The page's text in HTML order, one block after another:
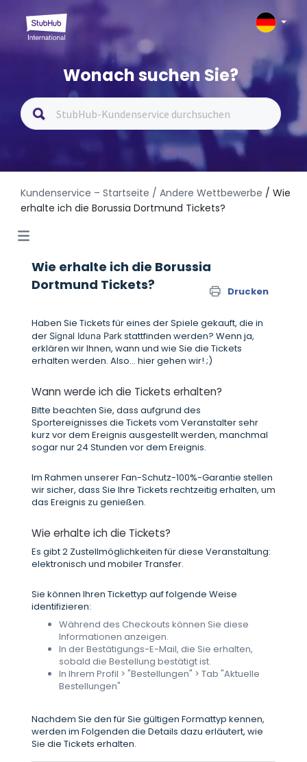
Wonach suchen Sie?
Kundenservice – Startseite / Andere Wettbewerbe / Wie
erhalte ich die Borussia Dortmund Tickets?
Wie erhalte ich die Borussia
Dortmund Tickets?
Drucken
Haben Sie Tickets für eines der Spiele gekauft, die in
der Signal Iduna Parkstattfinden werden? Wenn ja,
erklären wir Ihnen, wann und wie Sie die Tickets
erhalten werden. Also... hier gehen wir! ;)
Wann werde ich die Tickets erhalten?
Bitte beachten Sie, dass aufgrund des
Sportereignisses die Tickets vom Veranstalter sehr
kurz vor dem Ereignis ausgestellt werden, manchmal
sogar nur 24 Stunden vor dem Ereignis.
Im Rahmen unserer Fan-Schutz-100%-Garantie stellen
wir sicher, dass Sie Ihre Tickets rechtzeitig erhalten, um
das Ereignis zu genießen.
Wie erhalte ich die Tickets?
Es gibt 2 Zustellmöglichkeiten für diese Veranstaltung:
elektronisch und mobiler Transfer.
Sie können Ihren Tickettyp auf folgende Weise
identifizieren:
Während des Checkouts können Sie diese
Informationen anzeigen.
In der Bestätigungs-E-Mail, die Sie erhalten,
sobald die Bestellung bestätigt ist.
In Ihrem Profil > "Bestellungen" > Tab "Aktuelle
Bestellungen"
Nachdem Sie den für Sie gültigen Formattyp kennen,
werden im Folgenden die Details dazu erläutert, wie
Sie die Tickets erhalten.